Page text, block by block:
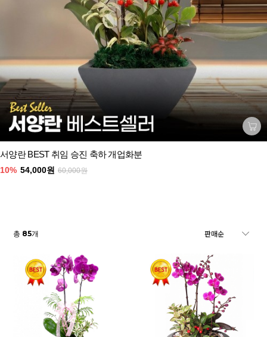
서양란 BEST 취임 승진 축하 개업화분
10% 54,000원 60,000원
총 85개